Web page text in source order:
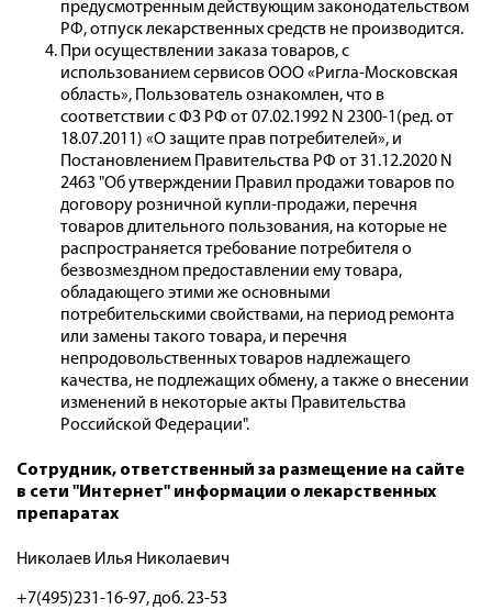
предусмотренным действующим законодательством
РФ, отпуск лекарственных средств не производится.
При осуществлении заказа товаров, с
использованием сервисов ООО «Ригла-Московская
область», Пользователь ознакомлен, что в
соответствии с ФЗ РФ от 07.02.1992 N 2300-1(ред. от
18.07.2011) «О защите прав потребителей», и
Постановлением Правительства РФ от 31.12.2020 N
2463 "Об утверждении Правил продажи товаров по
договору розничной купли-продажи, перечня
товаров длительного пользования, на которые не
распространяется требование потребителя о
безвозмездном предоставлении ему товара,
обладающего этими же основными
потребительскими свойствами, на период ремонта
или замены такого товара, и перечня
непродовольственных товаров надлежащего
качества, не подлежащих обмену, а также о внесении
изменений в некоторые акты Правительства
Российской Федерации".
Сотрудник, ответственный за размещение на сайте
в сети "Интернет" информации о лекарственных
препаратах
Николаев Илья Николаевич
+7(495)231-16-97, доб. 23-53